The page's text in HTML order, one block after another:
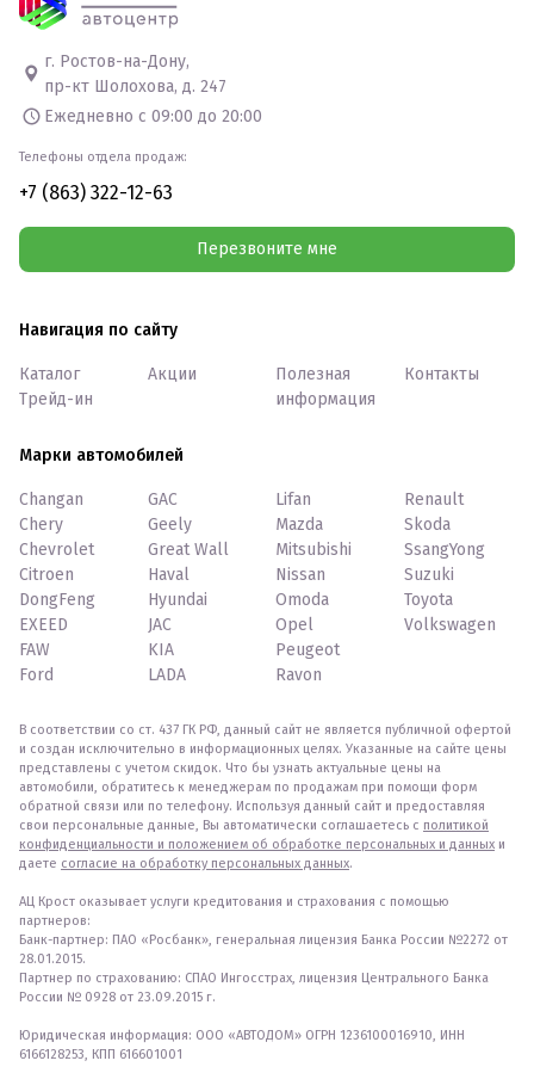
г. Ростов-на-Дону,
пр-кт Шолохова, д. 247
Ежедневно с 09:00 до 20:00
Телефоны отдела продаж:
+7 (863) 322-12-63
Перезвоните мне
Навигация по сайту
Каталог
Трейд-ин
Акции
Полезная
информация
Контакты
Марки автомобилей
Changan
Chery
Chevrolet
Citroen
DongFeng
EXEED
FAW
Ford
GAC
Geely
Great Wall
Haval
Hyundai
JAC
KIA
LADA
Lifan
Mazda
Mitsubishi
Nissan
Omoda
Opel
Peugeot
Ravon
Renault
Skoda
SsangYong
Suzuki
Toyota
Volkswagen
В соответствии со ст. 437 ГК РФ, данный сайт не является публичной офертой
и создан исключительно в информационных целях. Указанные на сайте цены
представлены с учетом скидок. Что бы узнать актуальные цены на
автомобили, обратитесь к менеджерам по продажам при помощи форм
обратной связи или по телефону. Используя данный сайт и предоставляя
свои персональные данные, Вы автоматически соглашаетесь с политикой
конфиденциальности и положением об обработке персональных и данных и
даете согласие на обработку персональных данных.
АЦ Крост оказывает услуги кредитования и страхования с помощью
партнеров:
Банк-партнер: ПАО «Росбанк», генеральная лицензия Банка России №2272 от
28.01.2015.
Партнер по страхованию: СПАО Ингосстрах, лицензия Центрального Банка
России № 0928 от 23.09.2015 г.
Юридическая информация: ООО «АВТОДОМ» ОГРН 1236100016910, ИНН
6166128253, КПП 616601001